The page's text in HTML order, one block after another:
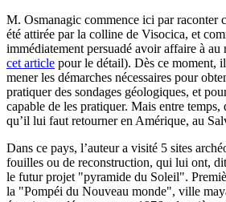
M. Osmanagic commence ici par raconter
été attirée par la colline de Visocica, et
immédiatement persuadé avoir affaire à
cet article pour le détail). Dès ce moment,
mener les démarches nécessaires pour
pratiquer des sondages géologiques, et
capable de les pratiquer. Mais entre
qu’il lui faut retourner en Amérique, au
Dans ce pays, l’auteur a visité 5 sites
fouilles ou de reconstruction, qui lui ont,
le futur projet "pyramide du Soleil".
la "Pompéi du Nouveau monde", ville